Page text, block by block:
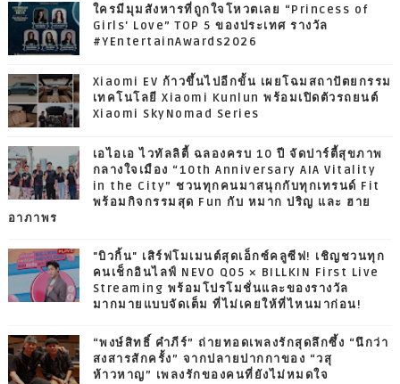
ใครมีมุมสังหารที่ถูกใจโหวตเลย “Princess of
Girls' Love” TOP 5 ของประเทศ รางวัล
#YEntertainAwards2026
Xiaomi EV ก้าวขึ้นไปอีกขั้น เผยโฉมสถาปัตยกรรม
เทคโนโลยี Xiaomi Kunlun พร้อมเปิดตัวรถยนต์
Xiaomi SkyNomad Series
เอไอเอ ไวทัลลิตี้ ฉลองครบ 10 ปี จัดปาร์ตี้สุขภาพ
กลางใจเมือง “10th Anniversary AIA Vitality
in the City” ชวนทุกคนมาสนุกกับทุกเทรนด์ Fit
พร้อมกิจกรรมสุด Fun กับ หมาก ปริญ และ ฮาย
อาภาพร
"บิวกิ้น" เสิร์ฟโมเมนต์สุดเอ็กซ์คลูซีฟ! เชิญชวนทุก
คนเช็กอินไลฟ์ NEVO Q05 × BILLKIN First Live
Streaming พร้อมโปรโมชั่นและของรางวัล
มากมายแบบจัดเต็ม ที่ไม่เคยให้ที่ไหนมาก่อน!
“พงษ์สิทธิ์ คำภีร์” ถ่ายทอดเพลงรักสุดลึกซึ้ง “นึกว่า
สงสารสักครั้ง” จากปลายปากกาของ “วสุ
ห้าวหาญ” เพลงรักของคนที่ยังไม่หมดใจ